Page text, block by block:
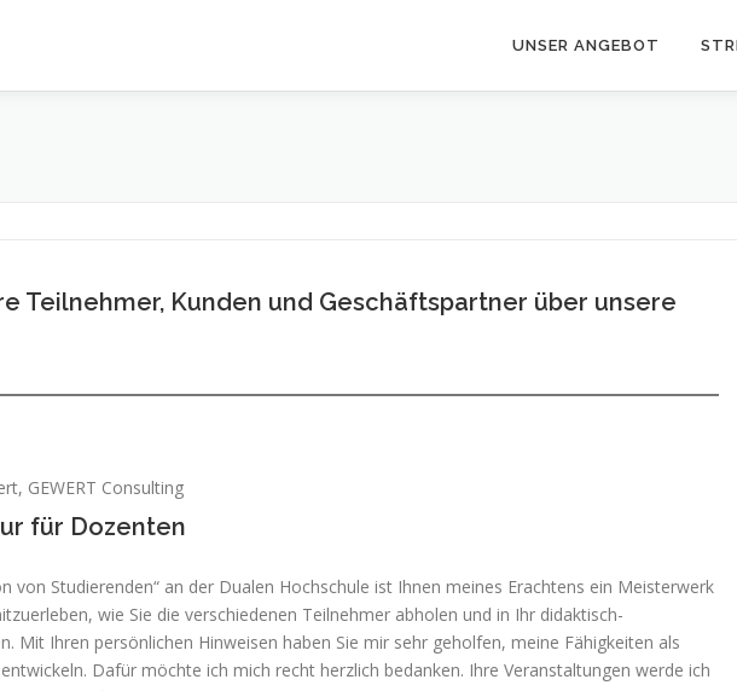
UNSER ANGEBOT
Teilnehmer, Kunden und Geschäftspartner über unsere
GEWERT Consulting
für Dozenten
von Studierenden“ an der Dualen Hochschule ist Ihnen meines Erachtens ein Meisterwerk
wie Sie die verschiedenen Teilnehmer abholen und in Ihr didaktisch-
Mit Ihren persönlichen Hinweisen haben Sie mir sehr geholfen, meine Fähigkeiten als
Dafür möchte ich mich recht herzlich bedanken. Ihre Veranstaltungen werde ich